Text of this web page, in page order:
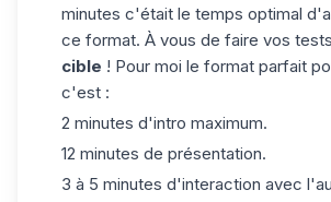
minutes c'était le temps optimal
ce format. À vous de faire vos
cible ! Pour moi le format parfait
c'est :
2 minutes d'intro maximum.
12 minutes de présentation.
3 à 5 minutes d'interaction avec